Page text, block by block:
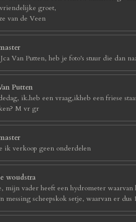
groet,
van de Veen
Van Putten, heb je foto's stuur die dan
Putten
ik.heb een vraag,ikheb een friese
M vr gr
ik verkoop geen onderdelen
woudstra
mijn vader heeft een hydrometer waarvan
messing scheepskok setje, waarvan er